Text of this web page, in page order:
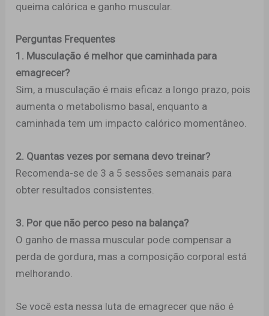
queima calórica e ganho muscular.
Perguntas Frequentes
1. Musculação é melhor que caminhada para
emagrecer?
Sim, a musculação é mais eficaz a longo prazo, pois
aumenta o metabolismo basal, enquanto a
caminhada tem um impacto calórico momentâneo.
2. Quantas vezes por semana devo treinar?
Recomenda-se de 3 a 5 sessões semanais para
obter resultados consistentes.
3. Por que não perco peso na balança?
O ganho de massa muscular pode compensar a
perda de gordura, mas a composição corporal está
melhorando.
Se você esta nessa luta de emagrecer que não é